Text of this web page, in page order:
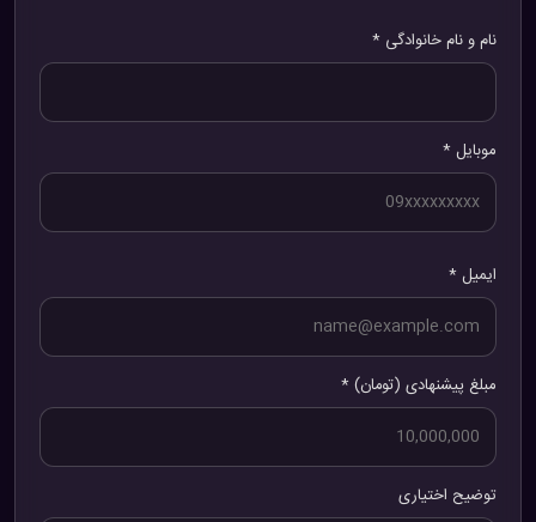
نام و نام خانوادگی *
موبایل *
ایمیل *
مبلغ پیشنهادی (تومان) *
توضیح اختیاری